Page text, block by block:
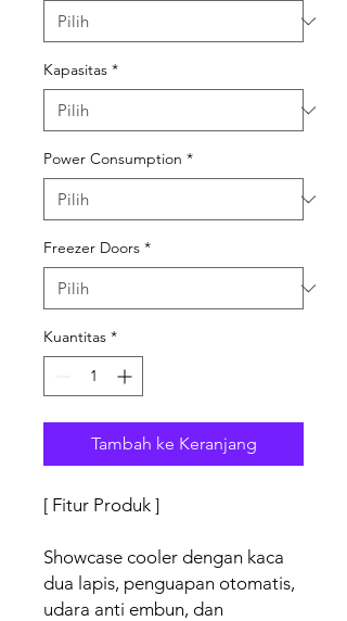
Kapasitas *
Power Consumption *
Freezer Doors *
Kuantitas *
Tambah ke Keranjang
[ Fitur Produk ]
Showcase cooler dengan kaca
dua lapis, penguapan otomatis,
udara anti embun, dan